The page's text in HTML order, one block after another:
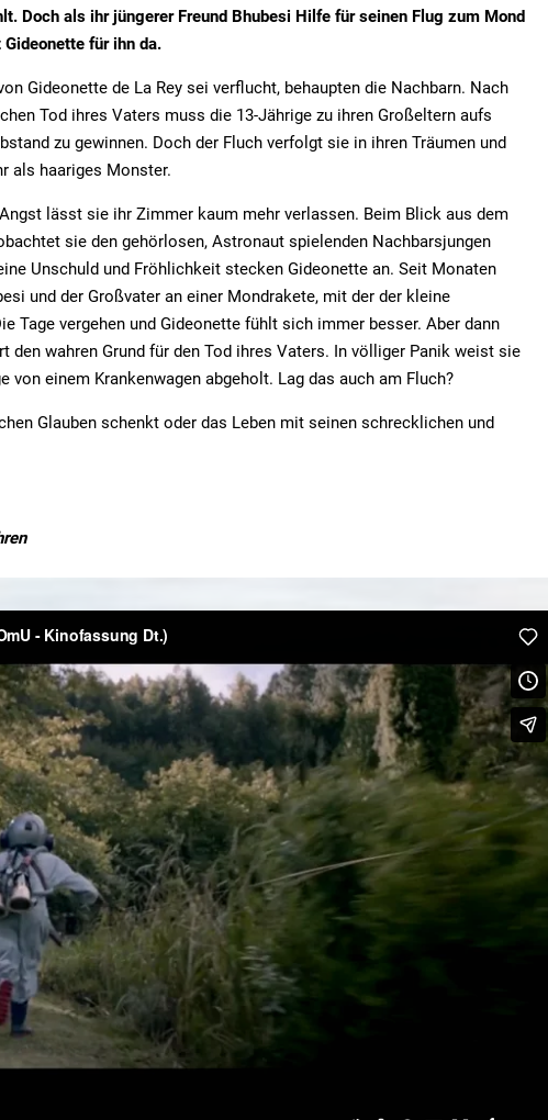
Doch als ihr jüngerer Freund Bhubesi Hilfe für seinen Flug zum Mond
für ihn da.
Gideonette de La Rey sei verflucht, behaupten die Nachbarn. Nach
Tod ihres Vaters muss die 13-Jährige zu ihren Großeltern aufs
zu gewinnen. Doch der Fluch verfolgt sie in ihren Träumen und
als haariges Monster.
lässt sie ihr Zimmer kaum mehr verlassen. Beim Blick aus dem
sie den gehörlosen, Astronaut spielenden Nachbarsjungen
Unschuld und Fröhlichkeit stecken Gideonette an. Seit Monaten
und der Großvater an einer Mondrakete, mit der der kleine
Tage vergehen und Gideonette fühlt sich immer besser. Aber dann
den wahren Grund für den Tod ihres Vaters. In völliger Panik weist sie
einem Krankenwagen abgeholt. Lag das auch am Fluch?
Glauben schenkt oder das Leben mit seinen schrecklichen und